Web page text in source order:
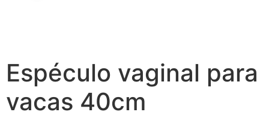
Espéculo vaginal para
vacas 40cm